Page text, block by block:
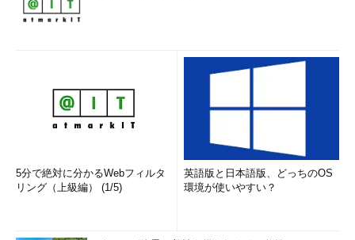
5分で絶対に分かるWebフィルタ
リング（上級編） (1/5)
英語版と日本語版、どっちのOS
環境が使いやすい？